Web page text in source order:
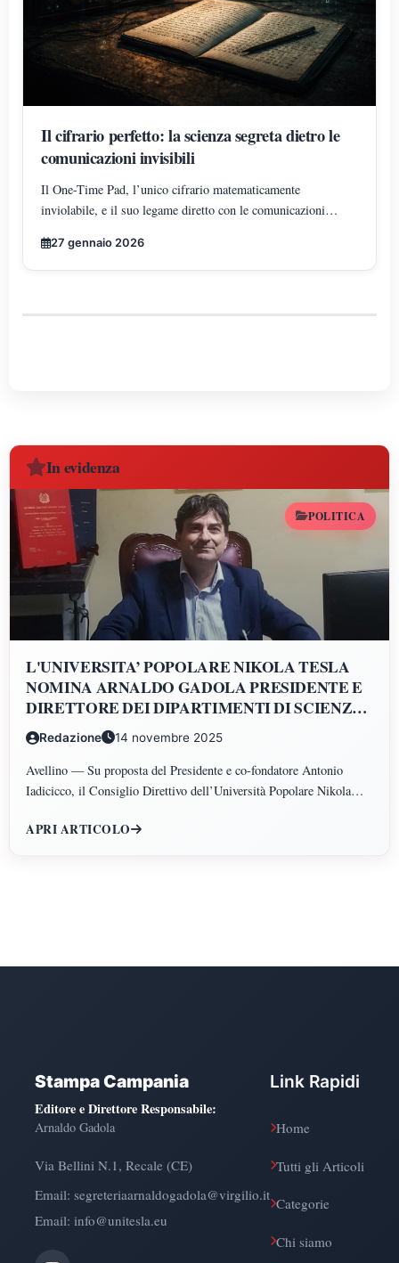
Il cifrario perfetto: la scienza segreta dietro le
comunicazioni invisibili
Il One-Time Pad, l’unico cifrario matematicamente
inviolabile, e il suo legame diretto con le comunicazioni
radio.
27 gennaio 2026
In evidenza
POLITICA
L'UNIVERSITA’ POPOLARE NIKOLA TESLA
NOMINA ARNALDO GADOLA PRESIDENTE E
DIRETTORE DEI DIPARTIMENTI DI SCIENZE
GIURIDICHE, ECONOMICHE, SCIENZE
POLITICHE, PSICOLOGIA, SCIENZE UMANE,
FILOSOFIA E PEDAGOGIA
Redazione 14 novembre 2025
Avellino — Su proposta del Presidente e co-fondatore Antonio
Iadicicco, il Consiglio Direttivo dell’Università Popolare Nikola
Dipartimenti di Scienze Giuridiche ed Economiche, Scienze
APRI ARTICOLO
Stampa Campania
Editore e Direttore Responsabile:
Arnaldo Gadola
Via Bellini N.1, Recale (CE)
Email: segreteriaarnaldogadola@virgilio.it
Email: info@unitesla.eu
Link Rapidi
Home
Tutti gli Articoli
Categorie
Chi siamo